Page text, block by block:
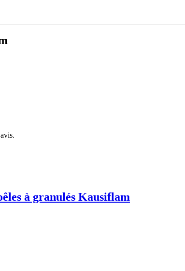
à granulés Kausiflam